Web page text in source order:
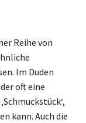
Reihe von
Im Duden
oft eine
kann. Auch die